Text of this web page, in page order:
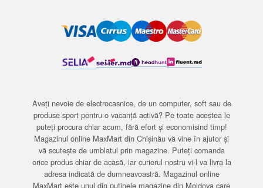
Aveți nevoie de electrocasnice, de un computer, soft sau de
produse sport pentru o vacanță activă? Pe toate acestea le
puteți procura chiar acum, fără efort și economisind timp!
Magazinul online MaxMart din Chișinău vă vine în ajutor și
vă scutește de umblatul prin magazine. Puteți comanda
orice produs chiar de acasă, iar curierul nostru vi-l va livra la
adresa indicată de dumneavoastră. Magazinul online
MaxMart este unul din puținele magazine din Moldova care